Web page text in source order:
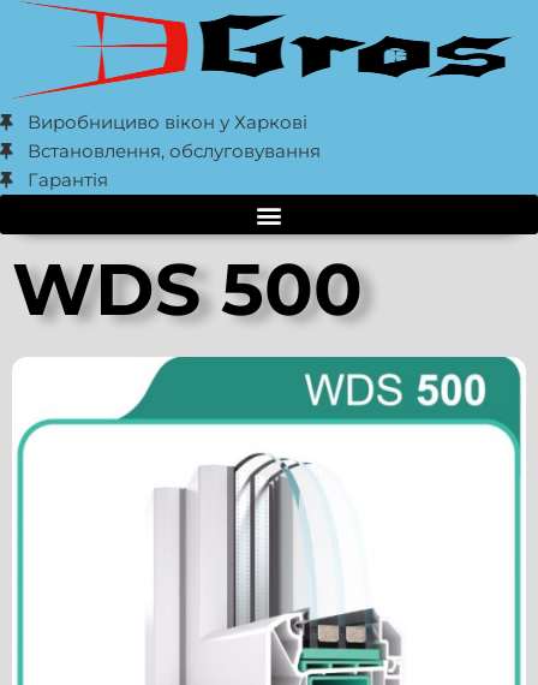
Виробнициво вікон у Харкові
Встановлення, обслуговування
Гарантія
WDS 500